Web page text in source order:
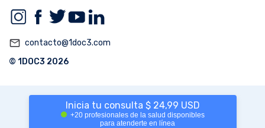
Inicia tu consulta $ 24,99 USD
+20 profesionales de la salud disponibles
para atenderte en línea
mail_outline contacto@1doc3.com
© 1DOC3 2026